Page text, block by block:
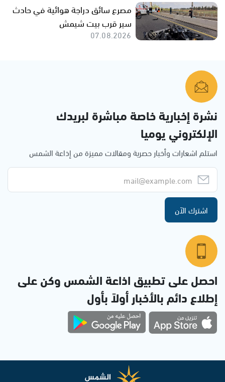
مصرع سائق دراجة هوائية في حادث
سير قرب بيت شيمش
07.08.2026
نشرة إخبارية خاصة مباشرة لبريدك
الإلكتروني يوميا
استلم اشعارات وأخبار حصرية ومقالات مميزة من إذاعة الشمس
اشترك الآن
احصل على تطبيق اذاعة الشمس وكن على
إطلاع دائم بالأخبار أولاً بأول